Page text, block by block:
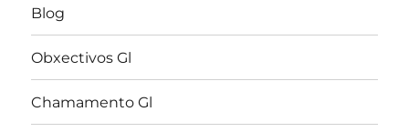
Blog
Obxectivos Gl
Chamamento Gl